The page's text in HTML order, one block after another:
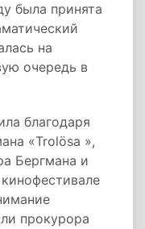
была принята
на
очередь в
благодаря
«Trolösa »,
Бергмана и
прокурора